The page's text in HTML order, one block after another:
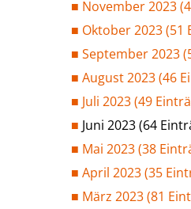
November 2023
Oktober 2023 (51
September 2023
August 2023 (46
Juli 2023 (49
Juni 2023 (64
Mai 2023 (38
April 2023 (35
März 2023 (81